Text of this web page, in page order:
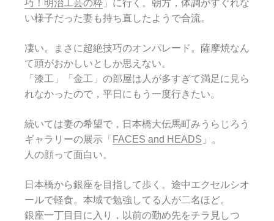
巧！明治工芸の粋 」に行く。朝方，体調がすぐれな
い様子だった妻も持ち直したようで合流。
凄い。まさに超絶技巧のオンパレード。薩摩焼なん
て頭がおかしいとしか思えない。
「漆工」「金工」の部屋は人が多すぎて満足に見ら
れなかったので，平日にもう一度行きたい。
続いては妻の希望で，日本橋大伝馬町みうらじろう
ギャラリーの展示「 FACES and HEADS 」。
人の顔って面白い。
日本橋から銀座を目指して歩く。途中エクセルシオ
ールで軽食。本域で勉強してる人が二名ほど。
銀座一丁目目に入り，以前の勤め先をチラ見しつ